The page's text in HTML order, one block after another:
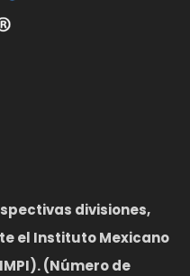
divisiones,
el Instituto Mexicano
(Número de